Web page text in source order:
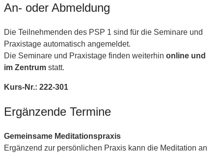
An- oder Abmeldung
Die Teilnehmenden des PSP 1 sind für die Seminare und
Praxistage automatisch angemeldet.
Die Seminare und Praxistage finden weiterhin online und
im Zentrum statt.
Kurs-Nr.: 222-301
Ergänzende Termine
Gemeinsame Meditationspraxis
Ergänzend zur persönlichen Praxis kann die Meditation an